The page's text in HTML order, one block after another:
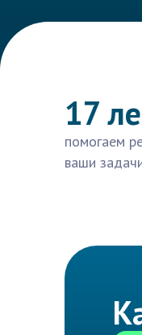
17
помогаем
ваши